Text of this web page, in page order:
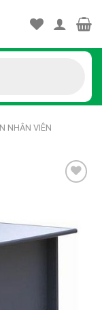
NHÂN VIÊN
Thêm
yêu